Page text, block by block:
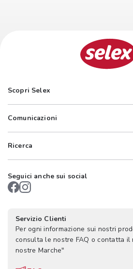
Scopri Selex
Comunicazioni
Ricerca
Seguici anche sui social
Servizio Clienti
Per ogni informazione sui nostri
consulta le nostre FAQ o contatta il
nostre Marche"